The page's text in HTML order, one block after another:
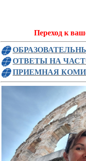
Переход к
ОТВЕТЫ НА
ПРИЕМНАЯ